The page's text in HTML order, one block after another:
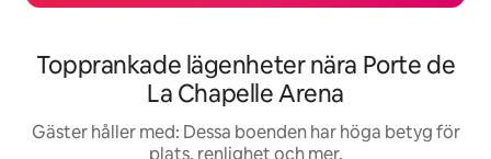
Topprankade lägenheter nära Porte de
La Chapelle Arena
Gäster håller med: Dessa boenden har höga betyg för
plats, renlighet och mer.